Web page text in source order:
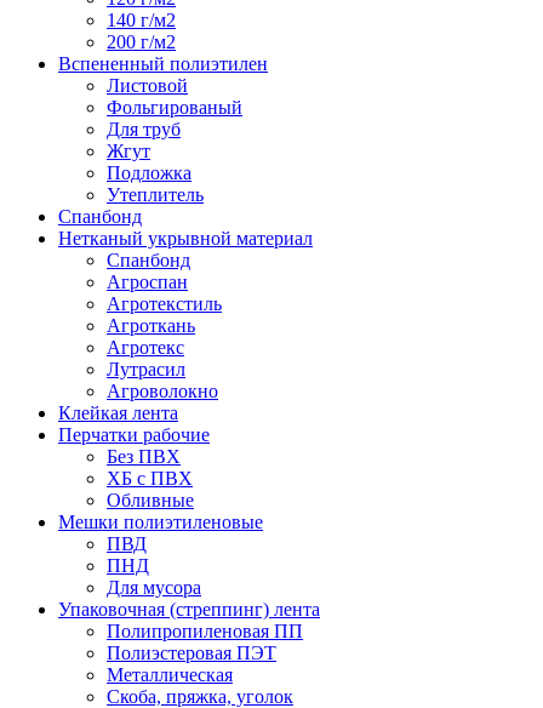
140 г/м2
200 г/м2
Вспененный полиэтилен
Листовой
Фольгированый
Для труб
Жгут
Подложка
Утеплитель
Спанбонд
Нетканый укрывной материал
Спанбонд
Агроспан
Агротекстиль
Агроткань
Агротекс
Лутрасил
Агроволокно
Клейкая лента
Перчатки рабочие
Без ПВХ
ХБ с ПВХ
Обливные
Мешки полиэтиленовые
ПВД
ПНД
Для мусора
Упаковочная (стреппинг) лента
Полипропиленовая ПП
Полиэстеровая ПЭТ
Металлическая
Скоба, пряжка, уголок